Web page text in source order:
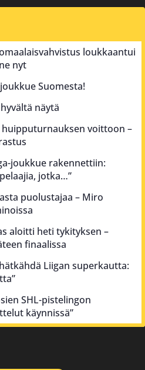
loukkaantui
nyt
Suomesta!
näytä
voittoon –
joukkue rakennettiin:
jotka…”
puolustajaa – Miro
aloitti heti tykityksen –
finaalissa
Liigan superkautta:
SHL-pistelingon
käynnissä”